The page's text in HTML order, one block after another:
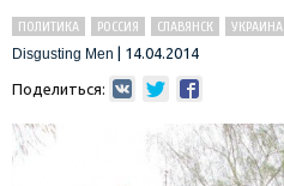
ПОЛИТИКА РОССИЯ СЛАВЯНСК
УКРАИНА
Disgusting Men | 14.04.2014
Поделиться: